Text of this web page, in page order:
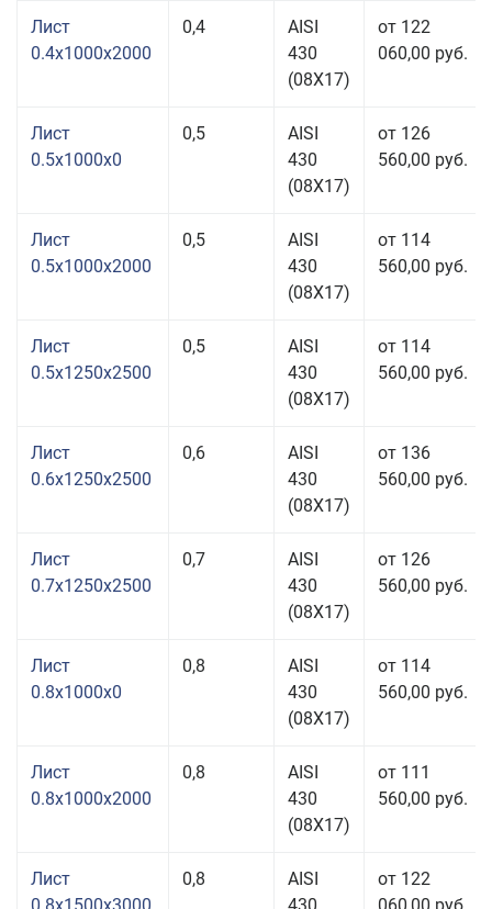
Лист
0.4x1000x2000
0,4
AISI
430
(08Х17)
от 122
060,00 руб.
Лист
0.5x1000x0
0,5
AISI
430
(08Х17)
от 126
560,00 руб.
Лист
0.5x1000x2000
0,5
AISI
430
(08Х17)
от 114
560,00 руб.
Лист
0.5x1250x2500
0,5
AISI
430
(08Х17)
от 114
560,00 руб.
Лист
0.6x1250x2500
0,6
AISI
430
(08Х17)
от 136
560,00 руб.
Лист
0.7x1250x2500
0,7
AISI
430
(08Х17)
от 126
560,00 руб.
Лист
0.8x1000x0
0,8
AISI
430
(08Х17)
от 114
560,00 руб.
Лист
0.8x1000x2000
0,8
AISI
430
(08Х17)
от 111
560,00 руб.
Лист
0,8
AISI
от 122